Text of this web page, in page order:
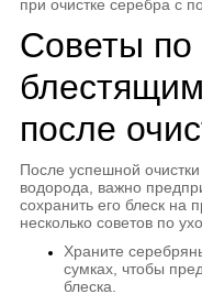
при очистке серебра с
Советы по
после
После успешной
водорода, важно
сохранить его блеск на
несколько советов по
Храните
сумках, чтобы
блеска.